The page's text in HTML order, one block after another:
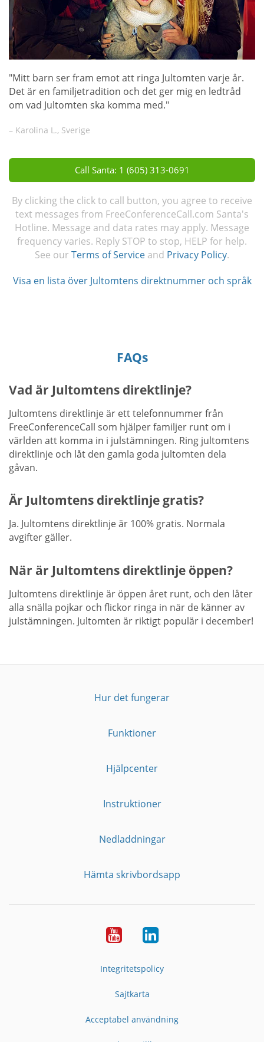
"Mitt barn ser fram emot att ringa Jultomten varje år.
Det är en familjetradition och det ger mig en ledtråd
om vad Jultomten ska komma med."
– Karolina L., Sverige
Call Santa: 1 (605) 313-0691
By clicking the click to call button, you agree to receive
text messages from FreeConferenceCall.com Santa's
Hotline. Message and data rates may apply. Message
frequency varies. Reply STOP to stop, HELP for help.
See our Terms of Service and Privacy Policy.
Visa en lista över Jultomtens direktnummer och språk
FAQs
Vad är Jultomtens direktlinje?
Jultomtens direktlinje är ett telefonnummer från
FreeConferenceCall som hjälper familjer runt om i
världen att komma in i julstämningen. Ring jultomtens
direktlinje och låt den gamla goda jultomten dela
gåvan.
Är Jultomtens direktlinje gratis?
Ja. Jultomtens direktlinje är 100% gratis. Normala
avgifter gäller.
När är Jultomtens direktlinje öppen?
Jultomtens direktlinje är öppen året runt, och den låter
alla snälla pojkar och flickor ringa in när de känner av
julstämningen. Jultomten är riktigt populär i december!
Hur det fungerar
Funktioner
Hjälpcenter
Instruktioner
Nedladdningar
Hämta skrivbordsapp
YouTubeLinkedIn
Integritetspolicy
Sajtkarta
Acceptabel användning